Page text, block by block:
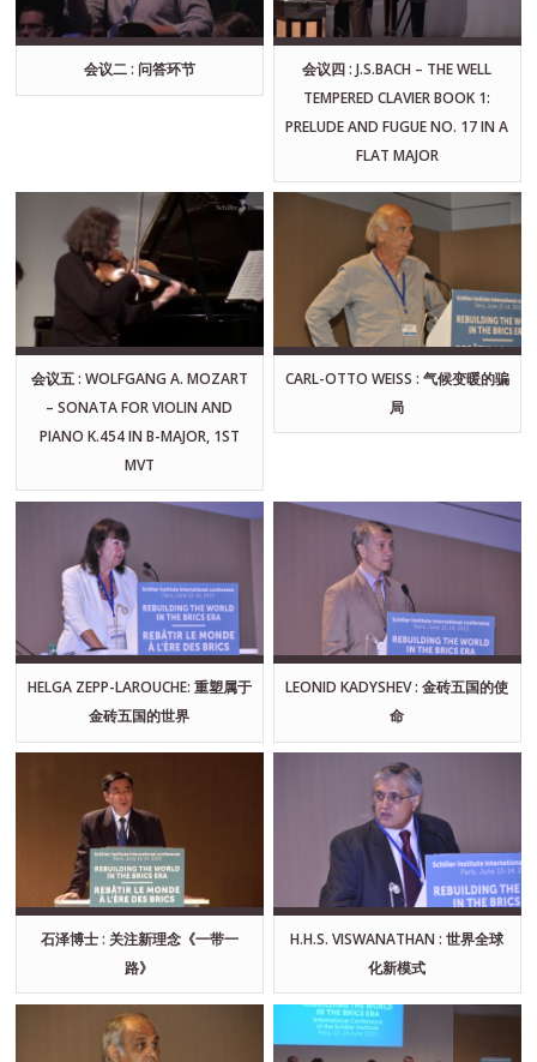
会议二 : 问答环节
会议四 : J.S.BACH – THE WELL
TEMPERED CLAVIER BOOK 1:
PRELUDE AND FUGUE NO. 17 IN A
FLAT MAJOR
会议五 : WOLFGANG A. MOZART
– SONATA FOR VIOLIN AND
PIANO K.454 IN B-MAJOR, 1ST
MVT
CARL-OTTO WEISS : 气候变暖的骗
局
HELGA ZEPP-LAROUCHE: 重塑属于
金砖五国的世界
LEONID KADYSHEV : 金砖五国的使
命
石泽博士 : 关注新理念《一带一
路》
H.H.S. VISWANATHAN : 世界全球
化新模式